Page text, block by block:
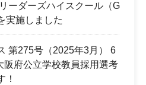
ーダーズハイスクール（G
実施しました
第275号（2025年3月） 6
阪府公立学校教員採用選考
！